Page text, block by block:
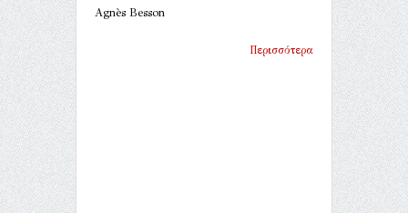
Agnès Besson
Περισσότερα